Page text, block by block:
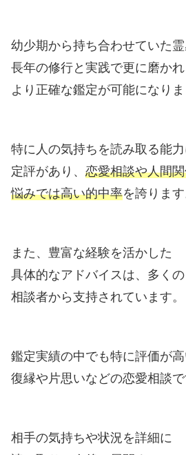
幼少期から持ち合わせていた霊
長年の修行と実践で更に磨かれ
より正確な鑑定が可能になりま
特に人の気持ちを読み取る能
定評があり、 恋愛相談や人間
悩みでは高い的中率を誇ります
また、豊富な経験を活かした
具体的なアドバイスは、多くの
相談者から支持されています。
鑑定実績の中でも特に評価が高
復縁や片思いなどの恋愛相談で
相手の気持ちや状況を詳細に